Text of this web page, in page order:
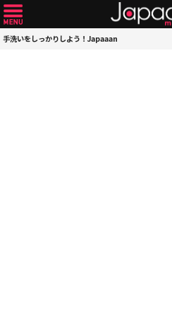
手洗いをしっかりしよう！Japaaan